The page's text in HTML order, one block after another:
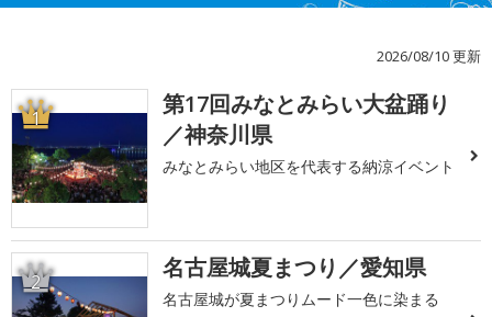
2026/08/10 更新
1
第17回みなとみらい大盆踊り
／神奈川県
みなとみらい地区を代表する納涼イベント
2 名古屋城夏まつり／愛知県
名古屋城が夏まつりムード一色に染まる